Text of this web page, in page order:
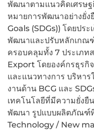
พัฒนาตามแนวคิดเศรษฐ
หมายการพัฒนาอย่างยั่
Goals (SDGs)) โดยปร
พัฒนาและปรับหลักเกณ
ครอบคลุมทั้ง 7 ประเภท
Export โดยองค์กรธุรกิ
และแนวทางการ บริหา
งานด้าน BCG และ
เทคโนโลยีที่มีความยั่งยื
พัฒนา รูปแบบผลิตภัณฑ์
Technology / New